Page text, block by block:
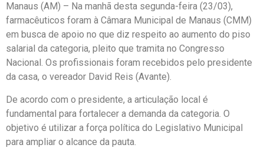
Manaus (AM) – Na manhã desta segunda-feira (23/03),
farmacêuticos foram à Câmara Municipal de Manaus (CMM)
em busca de apoio no que diz respeito ao aumento do piso
salarial da categoria, pleito que tramita no Congresso
Nacional. Os profissionais foram recebidos pelo presidente
da casa, o vereador David Reis (Avante).
De acordo com o presidente, a articulação local é
fundamental para fortalecer a demanda da categoria. O
objetivo é utilizar a força política do Legislativo Municipal
para ampliar o alcance da pauta.